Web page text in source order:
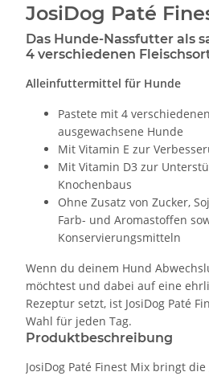
JosiDog Paté
Das Hunde-Nassfutter als
4 verschiedenen
Alleinfuttermittel für Hunde
Pastete mit 4
ausgewachsene Hunde
Mit Vitamin E zur
Mit Vitamin D3 zur
Knochenbaus
Ohne Zusatz von Zucker,
Farb- und Aromastoffen
Konservierungsmitteln
Wenn du deinem Hund
möchtest und dabei auf eine
Rezeptur setzt, ist JosiDog Paté
Wahl für jeden Tag.
Produktbeschreibung
JosiDog Paté Finest Mix bringt